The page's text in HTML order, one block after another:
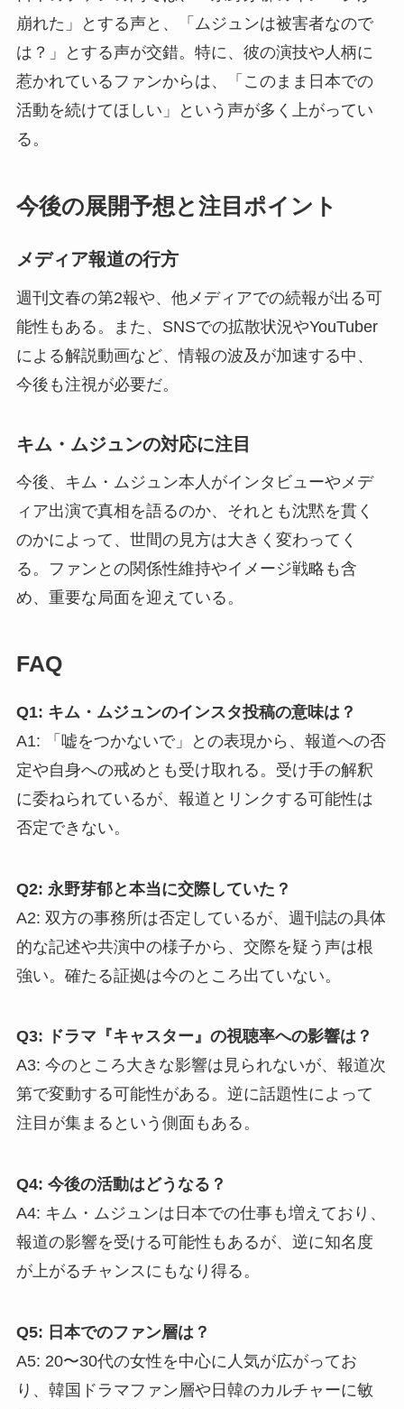
崩れた」とする声と、「ムジュンは被害者なので
は？」とする声が交錯。特に、彼の演技や人柄に
惹かれているファンからは、「このまま日本での
活動を続けてほしい」という声が多く上がってい
る。
今後の展開予想と注目ポイント
メディア報道の行方
週刊文春の第2報や、他メディアでの続報が出る可
能性もある。また、SNSでの拡散状況やYouTuber
による解説動画など、情報の波及が加速する中、
今後も注視が必要だ。
キム・ムジュンの対応に注目
今後、キム・ムジュン本人がインタビューやメデ
ィア出演で真相を語るのか、それとも沈黙を貫く
のかによって、世間の見方は大きく変わってく
る。ファンとの関係性維持やイメージ戦略も含
め、重要な局面を迎えている。
FAQ
Q1: キム・ムジュンのインスタ投稿の意味は？
A1: 「嘘をつかないで」との表現から、報道への否
定や自身への戒めとも受け取れる。受け手の解釈
に委ねられているが、報道とリンクする可能性は
否定できない。
Q2: 永野芽郁と本当に交際していた？
A2: 双方の事務所は否定しているが、週刊誌の具体
的な記述や共演中の様子から、交際を疑う声は根
強い。確たる証拠は今のところ出ていない。
Q3: ドラマ『キャスター』の視聴率への影響は？
A3: 今のところ大きな影響は見られないが、報道次
第で変動する可能性がある。逆に話題性によって
注目が集まるという側面もある。
Q4: 今後の活動はどうなる？
A4: キム・ムジュンは日本での仕事も増えており、
報道の影響を受ける可能性もあるが、逆に知名度
が上がるチャンスにもなり得る。
Q5: 日本でのファン層は？
A5: 20〜30代の女性を中心に人気が広がってお
り、韓国ドラマファン層や日韓のカルチャーに敏